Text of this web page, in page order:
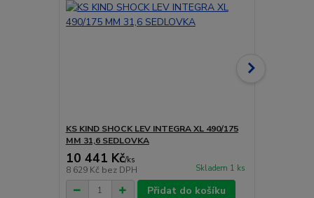
KS KIND SHOCK LEV INTEGRA XL 490/175
MM 31,6 SEDLOVKA
10 441 Kč/ks
8 629 Kč bez DPH Skladem 1 ks
Přidat do košíku